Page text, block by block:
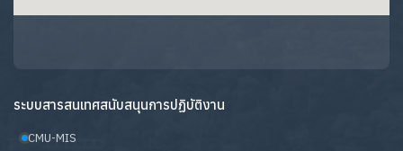
ระบบสารสนเทศสนับสนุนการปฏิบัติงาน
CMU-MIS